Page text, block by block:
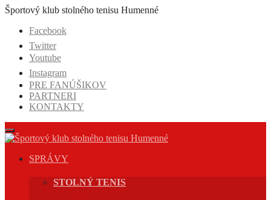
Prejsť
obsah
Športový klub stolného tenisu Humenné
Facebook
Twitter
Youtube
Instagram
PRE FANÚŠIKOV
PARTNERI
KONTAKTY
SPRÁVY
STOLNÝ TENIS